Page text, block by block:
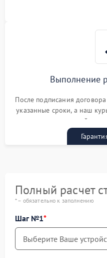
Выполнение
После подписания
указанные сроки, а наш
гарантийным
Полный расчет
* – обязательно к заполнению
Шаг №1